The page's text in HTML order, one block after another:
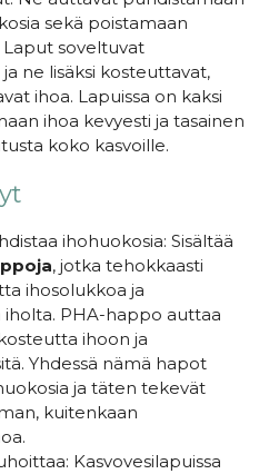
sekä poistamaan
soveltuvat
ne lisäksi kosteuttavat,
ihoa. Lapuissa on kaksi
ihoa kevyesti ja tasainen
koko kasvoille.
ihohuokosia: Sisältää
, jotka tehokkaasti
ihosolukkoa ja
iholta. PHA-happo auttaa
ihoon ja
Yhdessä nämä hapot
ja täten tekevät
kuitenkaan
Kasvovesilapuissa